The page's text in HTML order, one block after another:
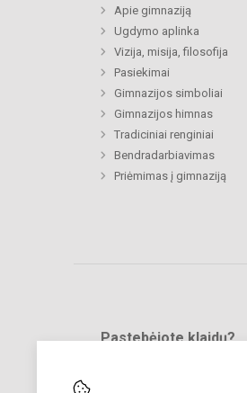
Apie gimnaziją
Ugdymo aplinka
Vizija, misija, filosofija
Pasiekimai
Gimnazijos simboliai
Gimnazijos himnas
Tradiciniai renginiai
Bendradarbiavimas
Priėmimas į gimnaziją
Pastebėjote klaidų?